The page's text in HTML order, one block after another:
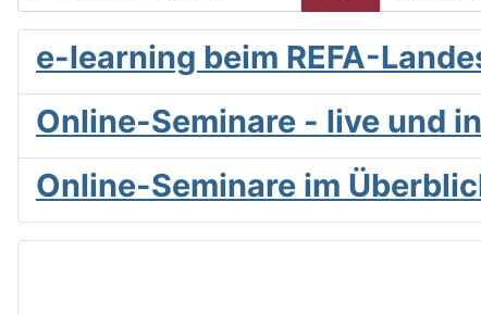
e-learning beim REFA-
Online-Seminare - live und
Online-Seminare im